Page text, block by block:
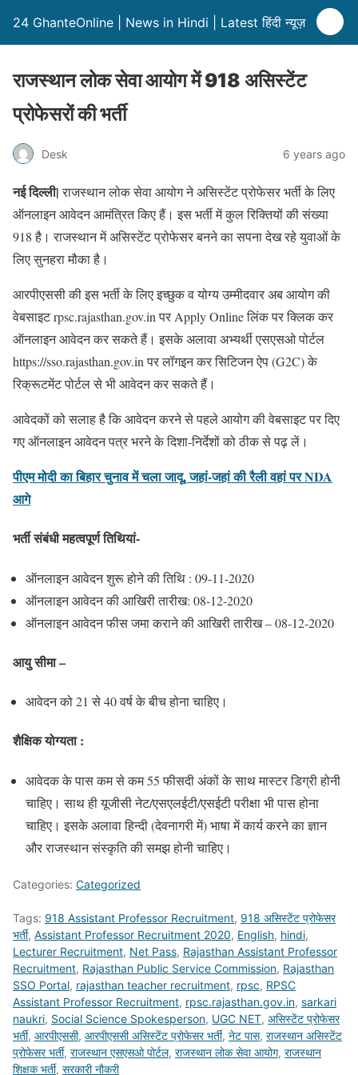
24 GhanteOnline | News in Hindi | Latest हिंदी न्यूज़
राजस्थान लोक सेवा आयोग में 918 असिस्टेंट
प्रोफेसरों की भर्ती
Desk 6 years ago
नई दिल्ली|राजस्थान लोक सेवा आयोग ने असिस्टेंट प्रोफेसर भर्ती के लिए
ऑनलाइन आवेदन आमंत्रित किए हैं। इस भर्ती में कुल रिक्तियों की संख्या
918 है। राजस्थान में असिस्टेंट प्रोफेसर बनने का सपना देख रहे युवाओं के
लिए सुनहरा मौका है।
आरपीएससी की इस भर्ती के लिए इच्छुक व योग्य उम्मीदवार अब आयोग की
वेबसाइट rpsc.rajasthan.gov.in पर Apply Online लिंक पर क्लिक कर
ऑनलाइन आवेदन कर सकते हैं। इसके अलावा अभ्यर्थी एसएसओ पोर्टल
https://sso.rajasthan.gov.in पर लॉगइन कर सिटिजन ऐप (G2C) के
रिक्रूटमेंट पोर्टल से भी आवेदन कर सकते हैं।
आवेदकों को सलाह है कि आवेदन करने से पहले आयोग की वेबसाइट पर दिए
गए ऑनलाइन आवेदन पत्र भरने के दिशा-निर्देशों को ठीक से पढ़ लें।
पीएम मोदी का बिहार चुनाव में चला जादू, जहां-जहां की रैली वहां पर NDA
आगे
भर्ती संबंधी महत्वपूर्ण तिथियां-
ऑनलाइन आवेदन शुरू होने की तिथि : 09-11-2020
ऑनलाइन आवेदन की आखिरी तारीख: 08-12-2020
ऑनलाइन आवेदन फीस जमा कराने की आखिरी तारीख – 08-12-2020
आयु सीमा –
आवेदन को 21 से 40 वर्ष के बीच होना चाहिए।
शैक्षिक योग्यता :
आवेदक के पास कम से कम 55 फीसदी अंकों के साथ मास्टर डिग्री होनी
चाहिए। साथ ही यूजीसी नेट/एसएलईटी/एसईटी परीक्षा भी पास होना
चाहिए। इसके अलावा हिन्दी (देवनागरी में) भाषा में कार्य करने का ज्ञान
और राजस्थान संस्कृति की समझ होनी चाहिए।
Categories: Categorized
Tags: 918 Assistant Professor Recruitment, 918 असिस्टेंट प्रोफेसर
भर्ती, Assistant Professor Recruitment 2020, English, hindi,
Lecturer Recruitment, Net Pass, Rajasthan Assistant Professor
Recruitment, Rajasthan Public Service Commission, Rajasthan
SSO Portal, rajasthan teacher recruitment, rpsc, RPSC
Assistant Professor Recruitment, rpsc.rajasthan.gov.in, sarkari
naukri, Social Science Spokesperson, UGC NET, असिस्टेंट प्रोफेसर
भर्ती, आरपीएससी, आरपीएससी असिस्टेंट प्रोफेसर भर्ती, नेट पास, राजस्थान असिस्टेंट
प्रोफेसर भर्ती, राजस्थान एसएसओ पोर्टल, राजस्थान लोक सेवा आयोग, राजस्थान
शिक्षक भर्ती, सरकारी नौकरी